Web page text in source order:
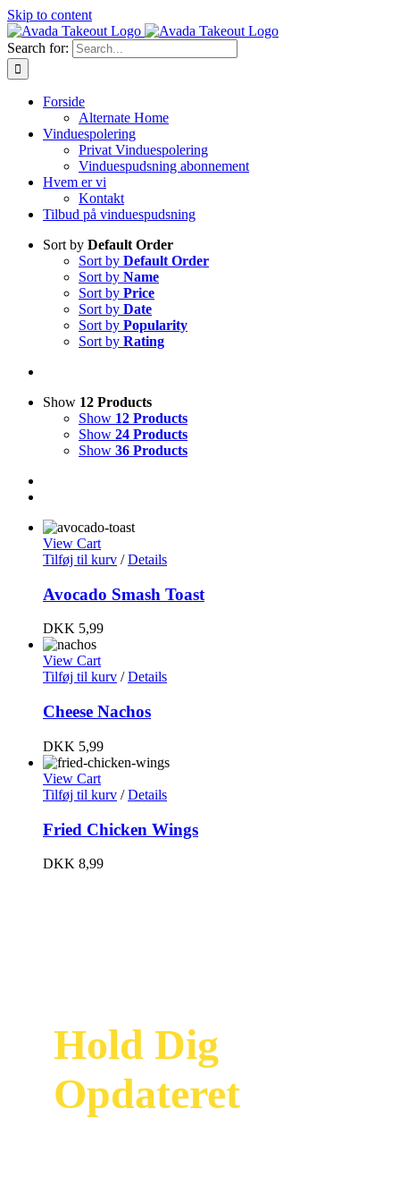
Skip to content
Search for:
Forside
Alternate Home
Vinduespolering
Privat Vinduespolering
Vinduespudsning abonnement
Hvem er vi
Kontakt
Tilbud på vinduespudsning
Sort by Default Order
Sort by Default Order
Sort by Name
Sort by Price
Sort by Date
Sort by Popularity
Sort by Rating
Show 12 Products
Show 12 Products
Show 24 Products
Show 36 Products
View Cart
Tilføj til kurv / Details
Avocado Smash Toast
DKK 5,99
View Cart
Tilføj til kurv / Details
Cheese Nachos
DKK 5,99
View Cart
Tilføj til kurv / Details
Fried Chicken Wings
DKK 8,99
Hold Dig
Opdateret